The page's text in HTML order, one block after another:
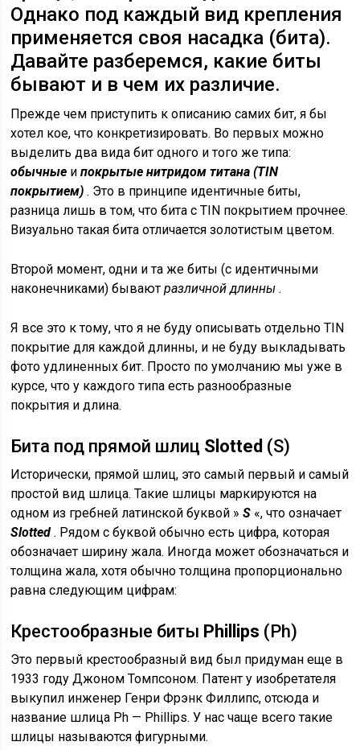
Однако под каждый вид крепления
применяется своя насадка (бита).
Давайте разберемся, какие биты
бывают и в чем их различие.
Прежде чем приступить к описанию самих бит, я бы
хотел кое, что конкретизировать. Во первых можно
выделить два вида бит одного и того же типа:
обычные ипокрытые нитридом титана (TIN
покрытием) . Это в принципе идентичные биты,
разница лишь в том, что бита с TIN покрытием прочнее.
Визуально такая бита отличается золотистым цветом.
Второй момент, одни и та же биты (с идентичными
наконечниками) бываютразличной длинны .
Я все это к тому, что я не буду описывать отдельно TIN
покрытие для каждой длинны, и не буду выкладывать
фото удлиненных бит. Просто по умолчанию мы уже в
курсе, что у каждого типа есть разнообразные
покрытия и длина.
Бита под прямой шлиц Slotted (S)
Исторически, прямой шлиц, это самый первый и самый
простой вид шлица. Такие шлицы маркируются на
одном из гребней латинской буквой »S «, что означает
Slotted . Рядом с буквой обычно есть цифра, которая
обозначает ширину жала. Иногда может обозначаться и
толщина жала, хотя обычно толщина пропорционально
равна следующим цифрам:
Крестообразные биты Phillips (Ph)
Это первый крестообразный вид был придуман еще в
1933 году Джоном Томпсоном. Патент у изобретателя
выкупил инженер Генри Фрэнк Филлипс, отсюда и
название шлица Ph — Phillips. У нас чаще всего такие
шлицы называются фигурными.